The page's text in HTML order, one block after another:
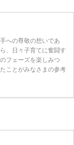
への尊敬の想いであ
、日々子育てに奮闘す
フェーズを楽しみつ
ことがみなさまの参考